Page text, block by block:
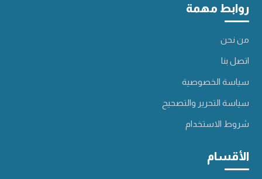
روابط مهمة
من نحن
اتصل بنا
سياسة الخصوصية
سياسة التحرير والتصحيح
شروط الاستخدام
الأقسام